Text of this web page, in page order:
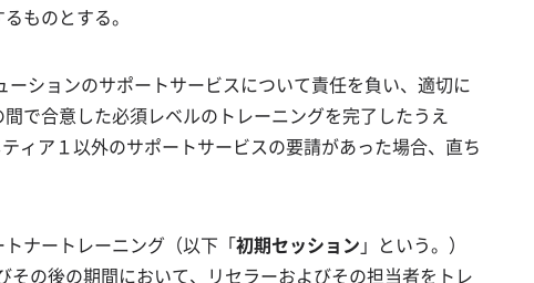
ものとする。
ションのサポートサービスについて責任を負い、適切に
で合意した必須レベルのトレーニングを完了したうえ
ィア１以外のサポートサービスの要請があった場合、直ち
ナートレーニング（以下「初期セッション 」という。）
の後の期間において、リセラーおよびその担当者をトレ